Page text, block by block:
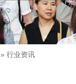
» 行业资讯